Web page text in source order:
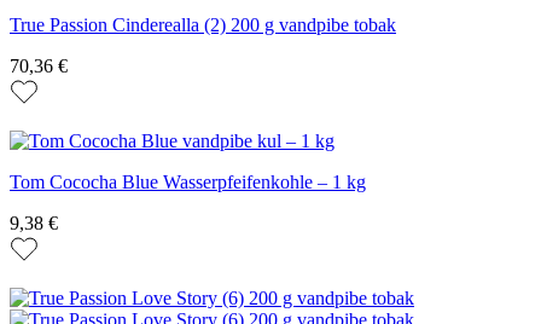
True Passion Cinderealla (2) 200 g vandpibe tobak
70,36 €
Tom Cococha Blue Wasserpfeifenkohle – 1 kg
9,38 €